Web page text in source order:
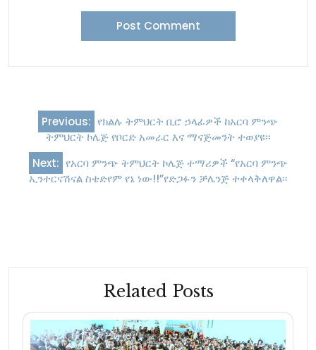
Previous: የክልሉ ትምህርት ቢሮ ኃላፊዎች ከአርባ ምንጭ
ትምህርት ኮሌጅ የቦርድ አመራር እና ማናጅመንት ተወያዩ፡፡
Next: የአርባ ምንጭ ትምህርት ኮሌጅ ተማሪዎች “የአርባ ምንጭ
ኢንተርናሽናል ስቴድየም የኔ ነው!!”የድጋፉን ቻሌንጅ ተቀላቅለዋል፡፡
Related Posts